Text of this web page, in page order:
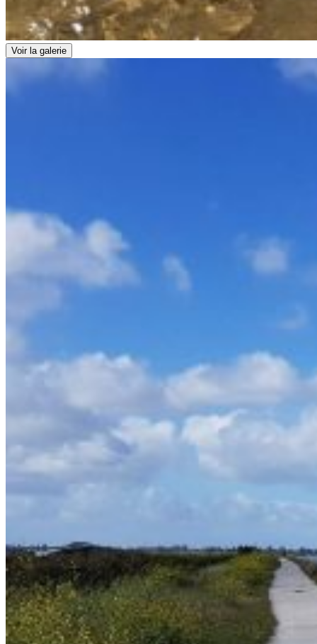
Voir la galerie